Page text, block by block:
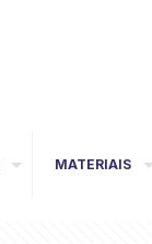
MATERIAIS